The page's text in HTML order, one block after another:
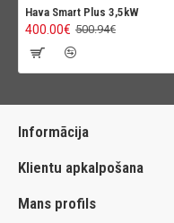
Hava Smart Plus 3,5kW
400.00€ 500.94€
Informācija
Klientu apkalpošana
Mans profils